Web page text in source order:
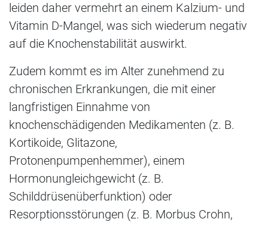
leiden daher vermehrt an einem Kalzium- und
Vitamin D-Mangel, was sich wiederum negativ
auf die Knochenstabilität auswirkt.
Zudem kommt es im Alter zunehmend zu
chronischen Erkrankungen, die mit einer
langfristigen Einnahme von
knochenschädigenden Medikamenten (z. B.
Kortikoide, Glitazone,
Protonenpumpenhemmer), einem
Hormonungleichgewicht (z. B.
Schilddrüsenüberfunktion) oder
Resorptionsstörungen (z. B. Morbus Crohn,